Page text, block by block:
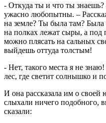
- Откуда ты и что ты
ужасно любопытны. –
на земле? Ты была там? Была
на полках лежат сыры, а под
можно плясать на сальных
выйдешь оттуда толстым!
- Нет, такого места я не
лес, где светит солнышко и
И она рассказала им о
слыхали ничего подобного,
сказали: